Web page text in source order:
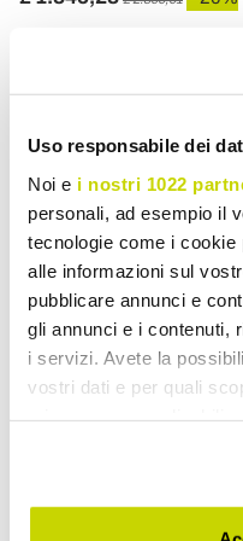
Uso responsabile dei
Noi e i nostri 1022
personali, ad esempio il
tecnologie come i
alle informazioni sul
pubblicare annunci e
gli annunci e i contenuti,
i servizi. Avete la
vostri dati e per quali
modificare o revocare il
momento dalla
sull'icona di attivazione
VIADURINI LIVING
Mobile TV in Melamine 2